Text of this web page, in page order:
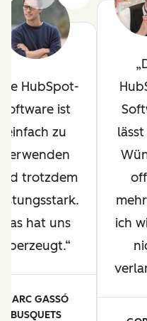
HubSpot-
Software ist
einfach zu
verwenden
trotzdem
Das hat uns
überzeugt.
MARC GASSÓ
BUSQUETS
ich